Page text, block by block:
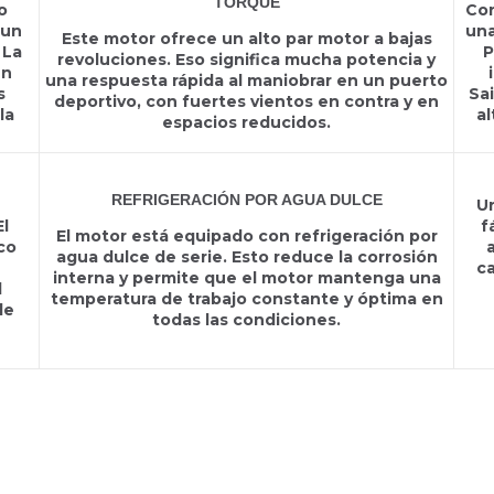
Este motor ofrece un alto par motor a bajas
revoluciones. Eso significa mucha potencia y
una respuesta rápida al maniobrar en un puerto
deportivo, con fuertes vientos en contra y en
espacios reducidos.
REFRIGERACIÓN POR AGUA DULCE
El motor está equipado con refrigeración por
agua dulce de serie. Esto reduce la corrosión
interna y permite que el motor mantenga una
temperatura de trabajo constante y óptima en
todas las condiciones.